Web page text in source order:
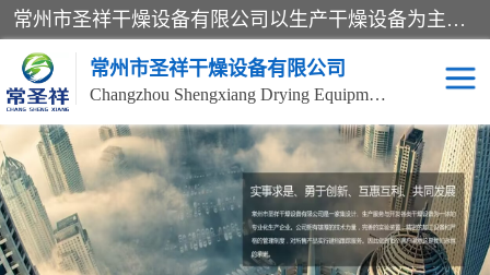
常州市圣祥干燥设备有限公司以生产干燥设备为主导产品，提供：干燥设备、干燥机、混合机、气流干燥机、烘箱、热风循环烘箱、沸腾干燥机、烘干机、喷雾干燥机等产品的生产、制造与销售服务。
常州市圣祥干燥设备有限公司
Changzhou Shengxiang Drying Equipment Co. , Ltd.
单锥真空干燥机 双锥真空干燥机
气流干燥机 滚筒刮板干燥机